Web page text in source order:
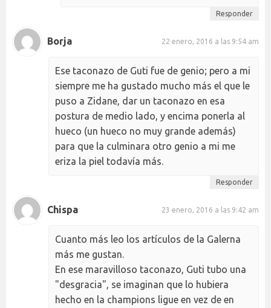
Responder
Borja 22 enero, 2016 a las 9:54 am
Ese taconazo de Guti fue de genio; pero a mi
siempre me ha gustado mucho más el que le
puso a Zidane, dar un taconazo en esa
postura de medio lado, y encima ponerla al
hueco (un hueco no muy grande además)
para que la culminara otro genio a mi me
eriza la piel todavía más.
Responder
Chispa 23 enero, 2016 a las 9:42 am
Cuanto más leo los artículos de la Galerna
más me gustan.
En ese maravilloso taconazo, Guti tubo una
"desgracia", se imaginan que lo hubiera
hecho en la champions ligue en vez de en